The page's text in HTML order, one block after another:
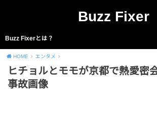
Buzz Fixer
Buzz Fixerとは？
HOME エンタメ
ヒチョルとモモが京都で熱愛密
事故画像